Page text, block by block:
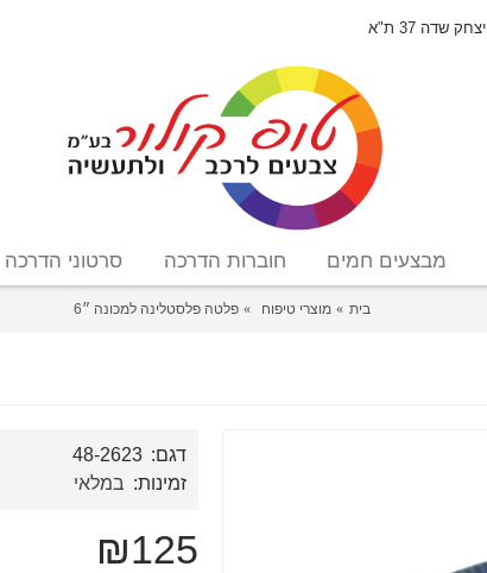
יצחק שדה 37 ת"א
מבצעים חמים חוברות הדרכה סרטוני הדרכה
בית מוצרי טיפוח פלטה פלסטלינה למכונה ״6
דגם: 48-2623
זמינות: במלאי
₪125